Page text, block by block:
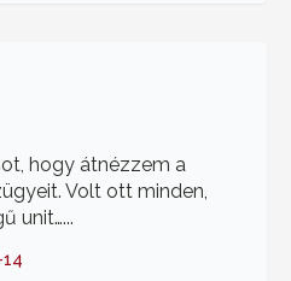
hogy átnézzem a
Volt ott minden,
unit…...